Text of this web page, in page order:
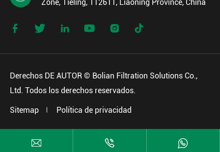
Zone, Tieling, 112611, Liaoning Province, China
     
Derechos DE AUTOR © Bolian Filtration Solutions Co.,
Ltd. Todos los derechos reservados.
Sitemap Política de privacidad
  